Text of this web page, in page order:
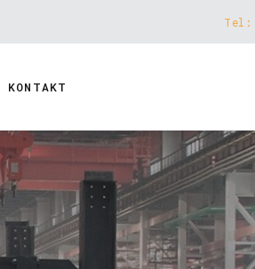
Tel:
KONTAKT